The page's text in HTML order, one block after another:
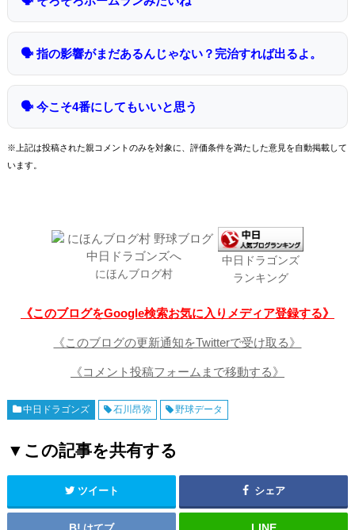
🗣 指の影響がまだあるんじゃない？完治すれば出るよ。
🗣 今こそ4番にしてもいいと思う
※上記は投稿された親コメントのみを対象に、評価条件を満たした意見を自動掲載して
います。
にほんブログ村
中日ドラゴンズ
ランキング
《このブログをGoogle検索お気に入りメディア登録する》
《このブログの更新通知をTwitterで受け取る》
《コメント投稿フォームまで移動する》
中日ドラゴンズ 石川昂弥 野球データ
▼この記事を共有する
ツイート シェア